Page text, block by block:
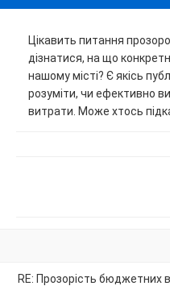
Цікавить питання
дізнатися, на що
нашому місті? Є якісь
розуміти, чи ефективно
витрати. Може хтось
RE: Прозорість бюджетних